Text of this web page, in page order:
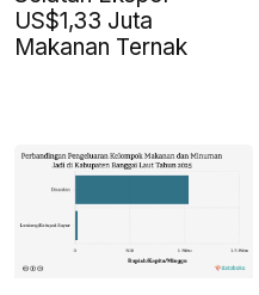
US$1,33 Juta
Makanan Ternak